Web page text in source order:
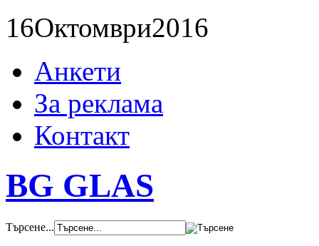
16Октомври2016
Анкети
За реклама
Контакт
BG GLAS
Търсене...